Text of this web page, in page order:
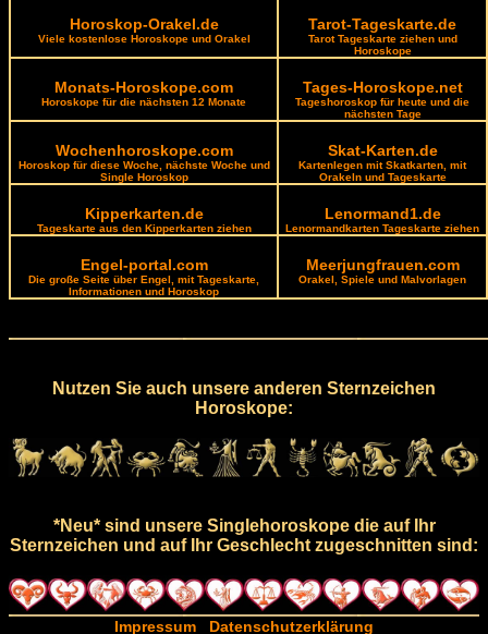
Horoskop-Orakel.de
Viele kostenlose Horoskope und Orakel
Tarot-Tageskarte.de
Tarot Tageskarte ziehen und
Horoskope
Monats-Horoskope.com
Horoskope für die nächsten 12 Monate
Tages-Horoskope.net
Tageshoroskop für heute und die
nächsten Tage
Wochenhoroskope.com
Horoskop für diese Woche, nächste Woche und
Single Horoskop
Skat-Karten.de
Kartenlegen mit Skatkarten, mit
Orakeln und Tageskarte
Kipperkarten.de
Tageskarte aus den Kipperkarten ziehen
Lenormand1.de
Lenormandkarten Tageskarte ziehen
Engel-portal.com
Die große Seite über Engel, mit Tageskarte,
Informationen und Horoskop
Meerjungfrauen.com
Orakel, Spiele und Malvorlagen
Nutzen Sie auch unsere anderen Sternzeichen
Horoskope:
*Neu* sind unsere Singlehoroskope die auf Ihr
Sternzeichen und auf Ihr Geschlecht zugeschnitten sind:
Impressum Datenschutzerklärung